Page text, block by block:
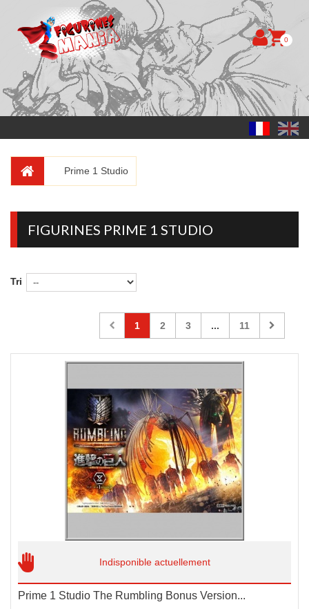
0
Prime 1 Studio
FIGURINES PRIME 1 STUDIO
Tri
1 2 3 ... 11
Indisponible actuellement
Prime 1 Studio The Rumbling Bonus Version...